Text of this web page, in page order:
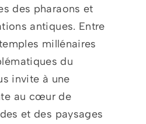
des pharaons et
antiques. Entre
millénaires
du
invite à une
au cœur de
et des paysages